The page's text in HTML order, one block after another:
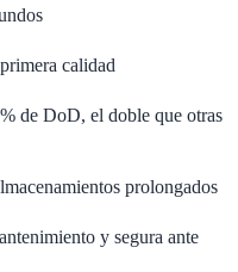
calidad
de DoD, el doble que otras
prolongados
y segura ante